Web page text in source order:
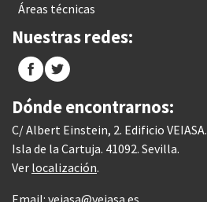
Áreas técnicas
Nuestras redes:
Dónde encontrarnos:
C/ Albert Einstein, 2. Edificio VEIASA.
Isla de la Cartuja. 41092. Sevilla.
Ver localización.